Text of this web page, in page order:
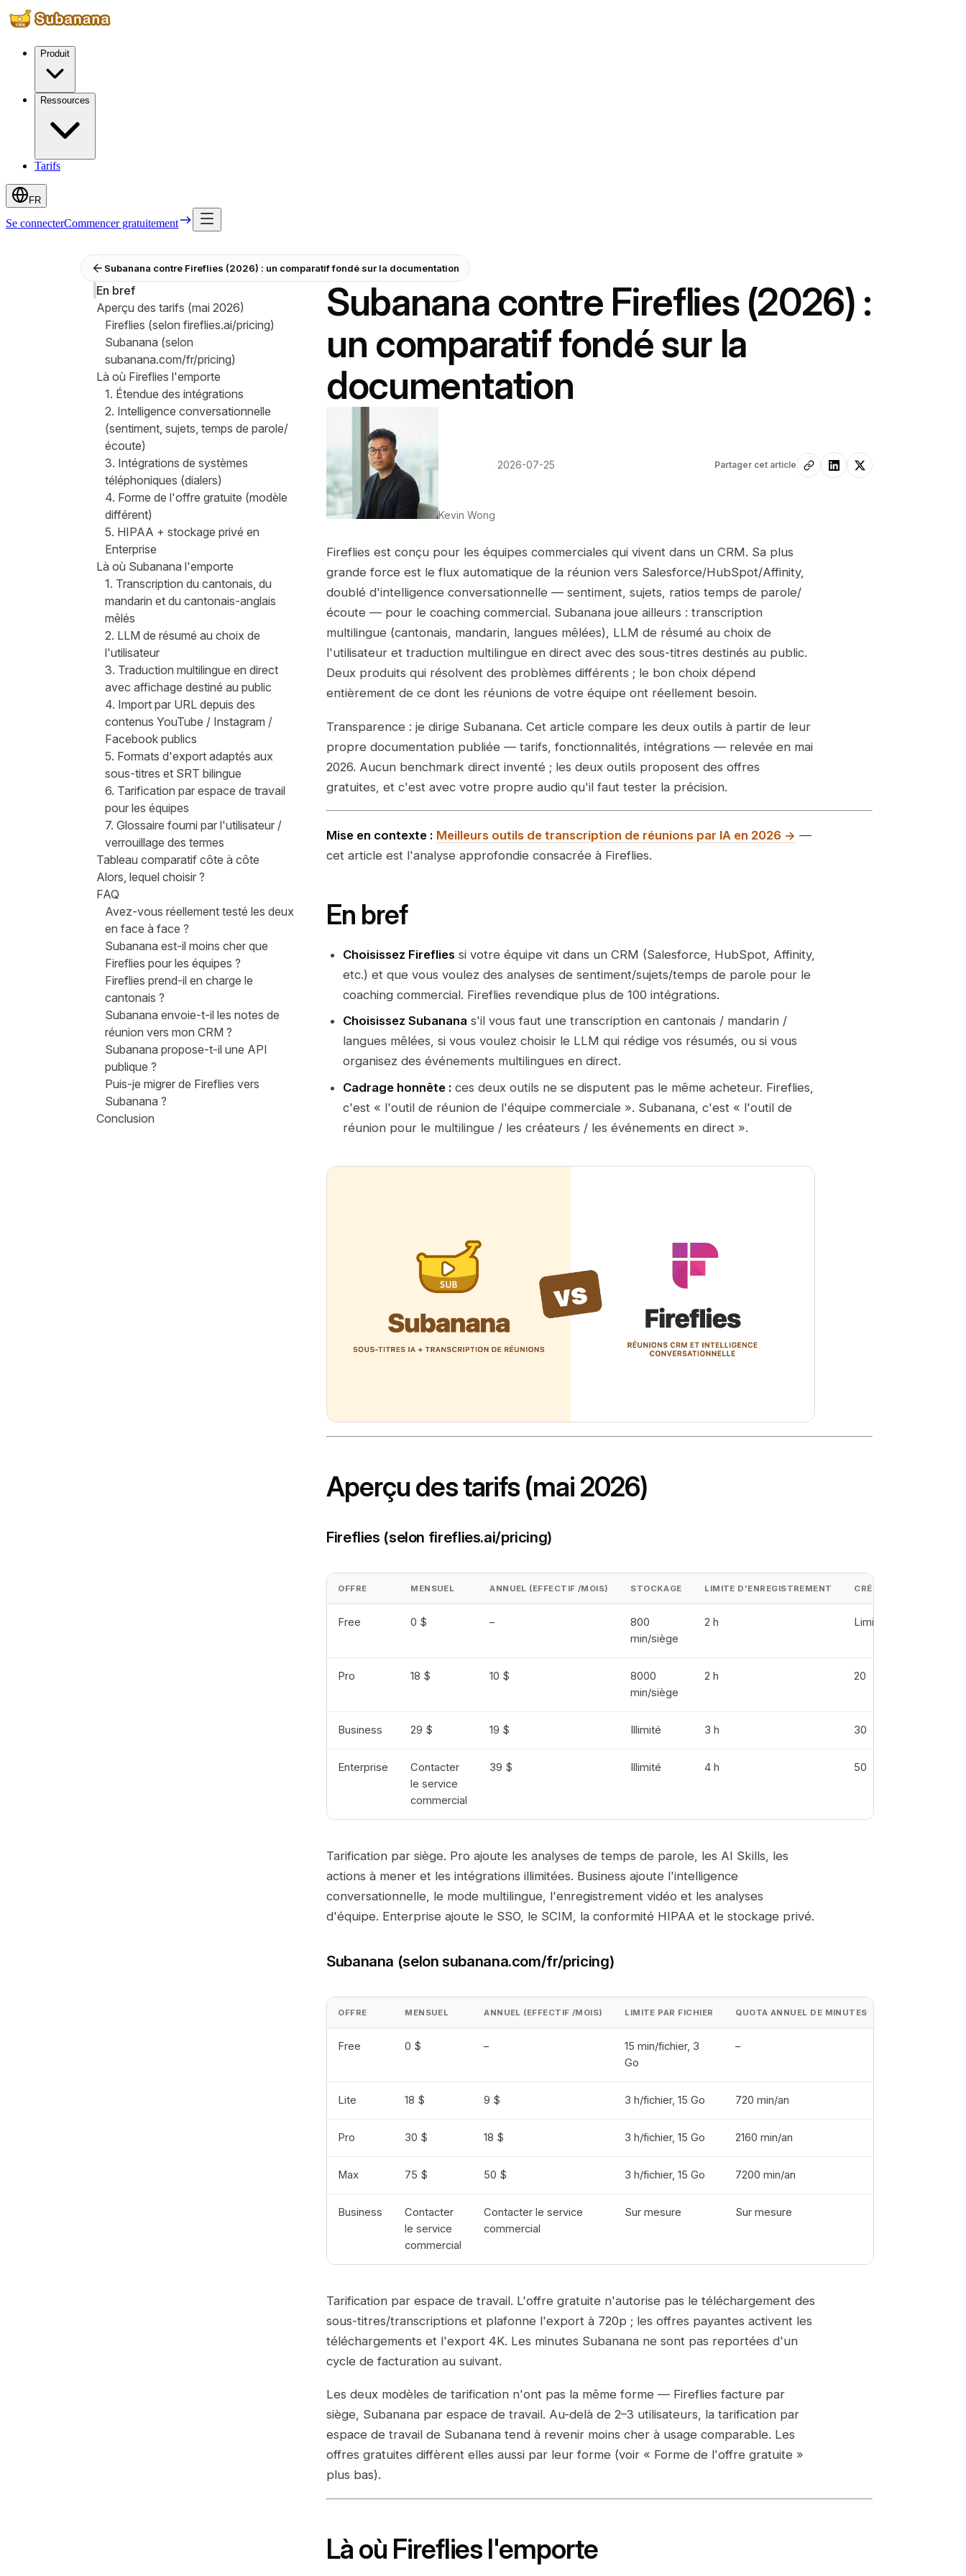
Produit
Ressources
Tarifs
FR
Se connecterCommencer gratuitement
Subanana contre Fireflies (2026) : un comparatif fondé sur la documentation
En bref
Aperçu des tarifs (mai 2026)
Fireflies (selon fireflies.ai/pricing)
Subanana (selon
subanana.com/fr/pricing)
Là où Fireflies l'emporte
1. Étendue des intégrations
2. Intelligence conversationnelle
(sentiment, sujets, temps de parole/
écoute)
3. Intégrations de systèmes
téléphoniques (dialers)
4. Forme de l'offre gratuite (modèle
différent)
5. HIPAA + stockage privé en
Enterprise
Là où Subanana l'emporte
1. Transcription du cantonais, du
mandarin et du cantonais-anglais
mêlés
2. LLM de résumé au choix de
l'utilisateur
3. Traduction multilingue en direct
avec affichage destiné au public
4. Import par URL depuis des
contenus YouTube / Instagram /
Facebook publics
5. Formats d'export adaptés aux
sous-titres et SRT bilingue
6. Tarification par espace de travail
pour les équipes
7. Glossaire fourni par l'utilisateur /
verrouillage des termes
Tableau comparatif côte à côte
Alors, lequel choisir ?
FAQ
Avez-vous réellement testé les deux
en face à face ?
Subanana est-il moins cher que
Fireflies pour les équipes ?
Fireflies prend-il en charge le
cantonais ?
Subanana envoie-t-il les notes de
réunion vers mon CRM ?
Subanana propose-t-il une API
publique ?
Puis-je migrer de Fireflies vers
Subanana ?
Conclusion
Subanana contre Fireflies (2026) :
un comparatif fondé sur la
documentation
Kevin Wong
·2026-07-25 Partager cet article
Fireflies est conçu pour les équipes commerciales qui vivent dans un CRM. Sa plus
grande force est le flux automatique de la réunion vers Salesforce/HubSpot/Affinity,
doublé d'intelligence conversationnelle — sentiment, sujets, ratios temps de parole/
écoute — pour le coaching commercial. Subanana joue ailleurs : transcription
multilingue (cantonais, mandarin, langues mêlées), LLM de résumé au choix de
l'utilisateur et traduction multilingue en direct avec des sous-titres destinés au public.
Deux produits qui résolvent des problèmes différents ; le bon choix dépend
entièrement de ce dont les réunions de votre équipe ont réellement besoin.
Transparence : je dirige Subanana. Cet article compare les deux outils à partir de leur
propre documentation publiée — tarifs, fonctionnalités, intégrations — relevée en mai
2026. Aucun benchmark direct inventé ; les deux outils proposent des offres
gratuites, et c'est avec votre propre audio qu'il faut tester la précision.
Mise en contexte : Meilleurs outils de transcription de réunions par IA en 2026 → —
cet article est l'analyse approfondie consacrée à Fireflies.
En bref
Choisissez Fireflies si votre équipe vit dans un CRM (Salesforce, HubSpot, Affinity,
etc.) et que vous voulez des analyses de sentiment/sujets/temps de parole pour le
coaching commercial. Fireflies revendique plus de 100 intégrations.
Choisissez Subanana s'il vous faut une transcription en cantonais / mandarin /
langues mêlées, si vous voulez choisir le LLM qui rédige vos résumés, ou si vous
organisez des événements multilingues en direct.
Cadrage honnête : ces deux outils ne se disputent pas le même acheteur. Fireflies,
c'est « l'outil de réunion de l'équipe commerciale ». Subanana, c'est « l'outil de
réunion pour le multilingue / les créateurs / les événements en direct ».
Aperçu des tarifs (mai 2026)
Fireflies (selon fireflies.ai/pricing)
OFFRE MENSUEL ANNUEL (EFFECTIF /MOIS) STOCKAGE LIMITE D'ENREGISTREMENT CRÉDITS IA
Free 0 $ –
800
min/siège
2 h Limités
Pro 18 $ 10 $
8000
min/siège
2 h 20
Business 29 $ 19 $ Illimité 3 h 30
Enterprise
Contacter
le service
commercial
39 $ Illimité 4 h 50
Tarification par siège. Pro ajoute les analyses de temps de parole, les AI Skills, les
actions à mener et les intégrations illimitées. Business ajoute l'intelligence
conversationnelle, le mode multilingue, l'enregistrement vidéo et les analyses
d'équipe. Enterprise ajoute le SSO, le SCIM, la conformité HIPAA et le stockage privé.
Subanana (selon subanana.com/fr/pricing)
OFFRE MENSUEL ANNUEL (EFFECTIF /MOIS) LIMITE PAR FICHIER QUOTA ANNUEL DE MINUTES
Free 0 $ –
15 min/fichier, 3
Go
–
Lite 18 $ 9 $ 3 h/fichier, 15 Go 720 min/an
Pro 30 $ 18 $ 3 h/fichier, 15 Go 2160 min/an
Max 75 $ 50 $ 3 h/fichier, 15 Go 7200 min/an
Business
Contacter
le service
commercial
Contacter le service
commercial
Sur mesure Sur mesure
Tarification par espace de travail. L'offre gratuite n'autorise pas le téléchargement des
sous-titres/transcriptions et plafonne l'export à 720p ; les offres payantes activent les
téléchargements et l'export 4K. Les minutes Subanana ne sont pas reportées d'un
cycle de facturation au suivant.
Les deux modèles de tarification n'ont pas la même forme — Fireflies facture par
siège, Subanana par espace de travail. Au-delà de 2–3 utilisateurs, la tarification par
espace de travail de Subanana tend à revenir moins cher à usage comparable. Les
offres gratuites diffèrent elles aussi par leur forme (voir « Forme de l'offre gratuite »
plus bas).
Là où Fireflies l'emporte